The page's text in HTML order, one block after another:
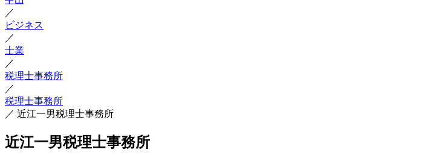
／
ビジネス
／
士業
／
税理士事務所
／
税理士事務所
／ 近江一男税理士事務所
近江一男税理士事務所